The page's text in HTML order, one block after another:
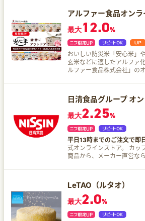
アルファー食品オン
最大12.0%
おいしい防災米「安心米」
玄米などに適したアルファ
ルファー食品株式会社」の
プ、野外フェスなどアウト
ルギーを持つご家族の食事
国人向けに訴求したい方
日清食品グループ オ
最大2.25%
平日13時までのご注文で即
式オンラインストア。 カップヌードルなどの定番
商品から、メーカー直営な
でも送料一律でお届けしま
LeTAO（ルタオ）
最大2.0%